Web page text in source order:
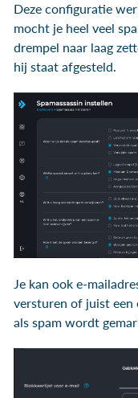
Deze configuratie
mocht je heel veel
drempel naar laag
hij staat afgesteld.
Je kan ook e-
versturen of juist
als spam wordt